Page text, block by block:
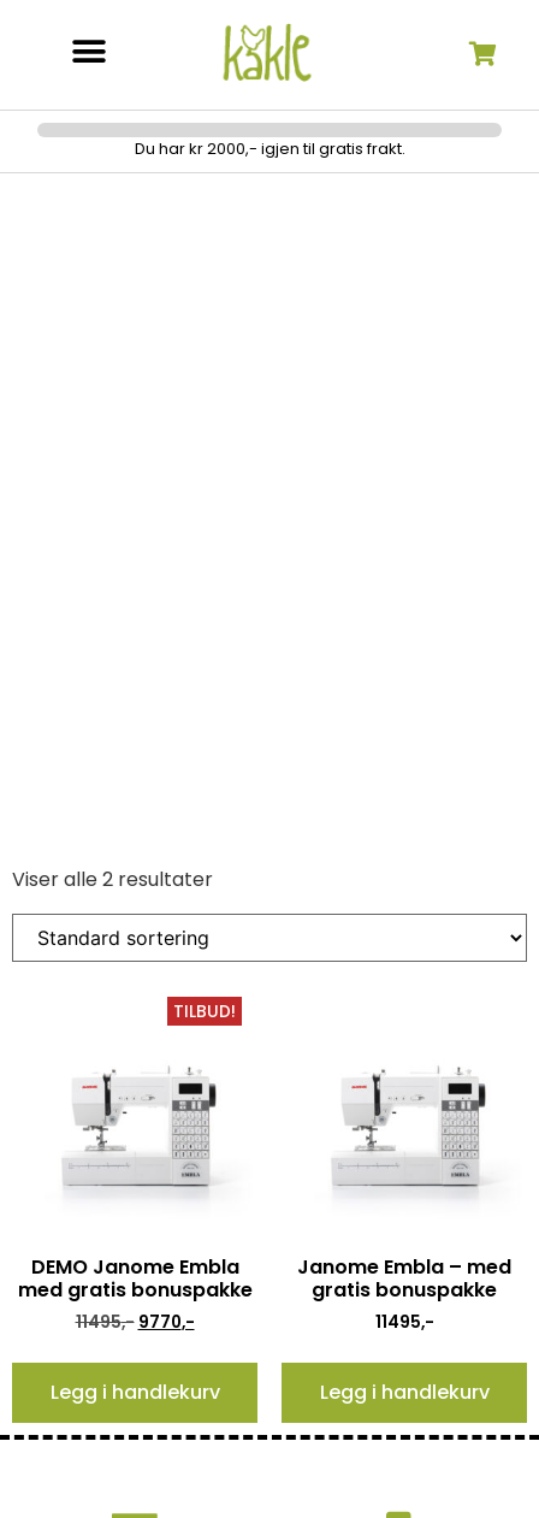
Du har kr 2000,- igjen til gratis frakt.
Viser alle 2 resultater
TILBUD!
DEMO Janome Embla
med gratis bonuspakke
11495,- 9770,-
Legg i handlekurv
Janome Embla – med
gratis bonuspakke
11495,-
Legg i handlekurv